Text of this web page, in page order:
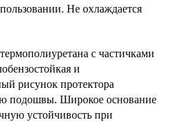
Не охлаждается
с частичками
и
рисунок протектора
подошвы. Широкое основание
устойчивость при